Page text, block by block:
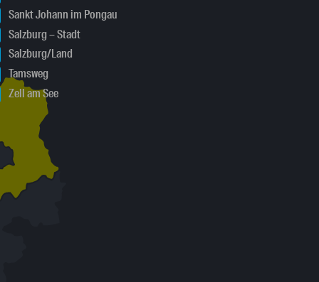
Sankt Johann im Pongau
Salzburg – Stadt
Salzburg/Land
Tamsweg
Zell am See